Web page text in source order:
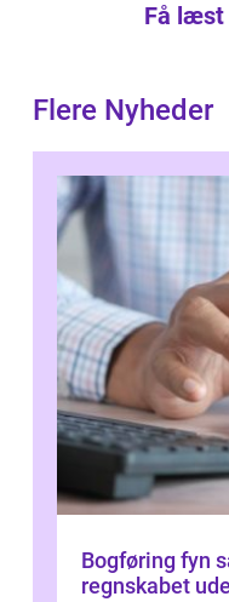
Få læst
Flere Nyheder
Bogføring fyn sådan får du styr på
regnskabet